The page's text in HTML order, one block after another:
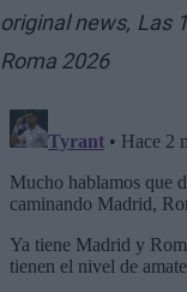
original news, Las
Roma 2026